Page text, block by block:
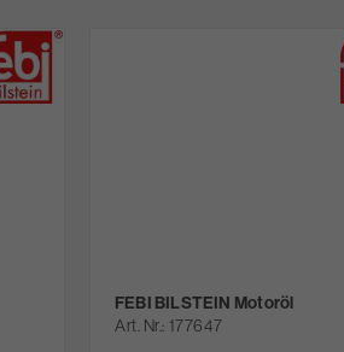
FEBI BILSTEIN Motoröl
Art. Nr. 177647